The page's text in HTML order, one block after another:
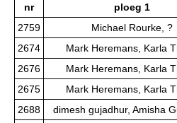
nr
ploeg 1
2759
Michael Rourke, ?
2674
Mark Heremans, Karla
2676
Mark Heremans, Karla
2675
Mark Heremans, Karla
2688
dimesh gujadhur, Amisha